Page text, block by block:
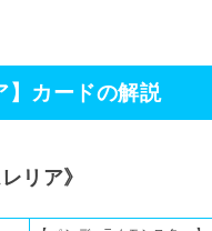
】カードの解説
リア》